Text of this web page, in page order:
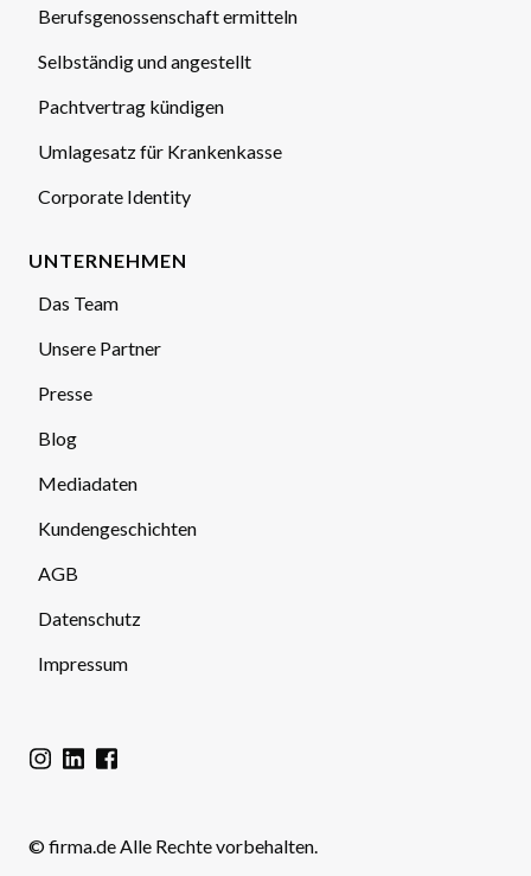
Berufsgenossenschaft ermitteln
Selbständig und angestellt
Pachtvertrag kündigen
Umlagesatz für Krankenkasse
Corporate Identity
UNTERNEHMEN
Das Team
Unsere Partner
Presse
Blog
Mediadaten
Kundengeschichten
AGB
Datenschutz
Impressum
© firma.de Alle Rechte vorbehalten.